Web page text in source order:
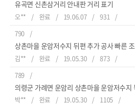
유곡면 신촌삼거리 안내판 거리 표기
오** 완료 19.06.07
931
790
상촌마을 운암저수지 뒤편 추가 공사 빠른
김** 완료 19.05.30
873
789
의령군 가례면 운암리 상촌마을 운암저수지
박** 완료 19.05.30
1105